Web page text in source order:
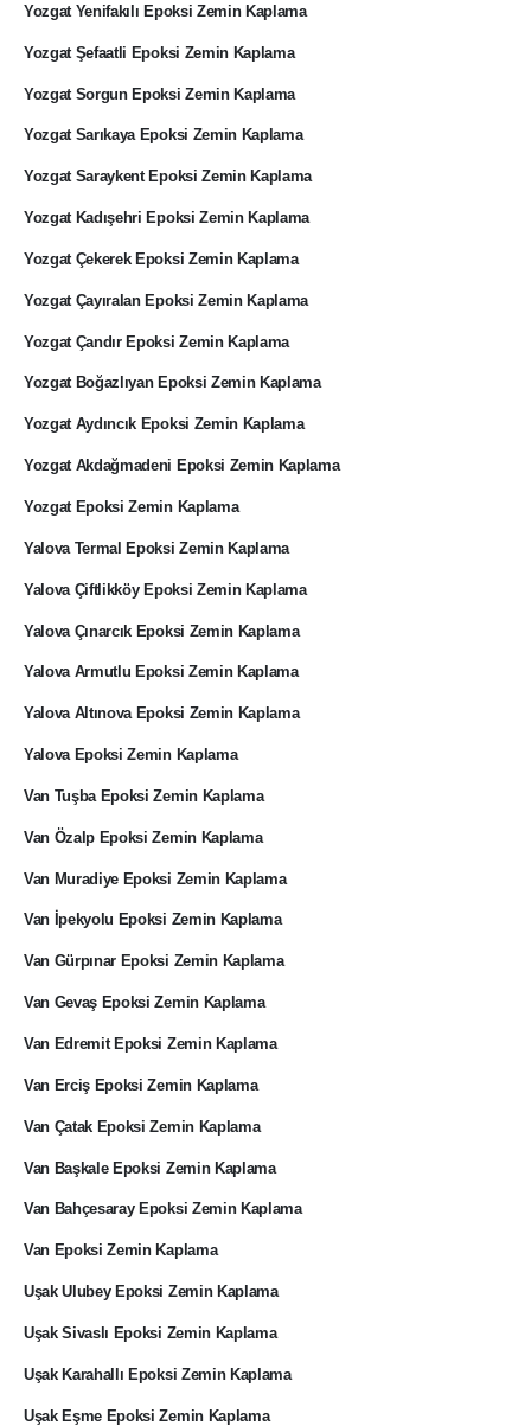
Yozgat Yenifakılı Epoksi Zemin Kaplama
Yozgat Şefaatli Epoksi Zemin Kaplama
Yozgat Sorgun Epoksi Zemin Kaplama
Yozgat Sarıkaya Epoksi Zemin Kaplama
Yozgat Saraykent Epoksi Zemin Kaplama
Yozgat Kadışehri Epoksi Zemin Kaplama
Yozgat Çekerek Epoksi Zemin Kaplama
Yozgat Çayıralan Epoksi Zemin Kaplama
Yozgat Çandır Epoksi Zemin Kaplama
Yozgat Boğazlıyan Epoksi Zemin Kaplama
Yozgat Aydıncık Epoksi Zemin Kaplama
Yozgat Akdağmadeni Epoksi Zemin Kaplama
Yozgat Epoksi Zemin Kaplama
Yalova Termal Epoksi Zemin Kaplama
Yalova Çiftlikköy Epoksi Zemin Kaplama
Yalova Çınarcık Epoksi Zemin Kaplama
Yalova Armutlu Epoksi Zemin Kaplama
Yalova Altınova Epoksi Zemin Kaplama
Yalova Epoksi Zemin Kaplama
Van Tuşba Epoksi Zemin Kaplama
Van Özalp Epoksi Zemin Kaplama
Van Muradiye Epoksi Zemin Kaplama
Van İpekyolu Epoksi Zemin Kaplama
Van Gürpınar Epoksi Zemin Kaplama
Van Gevaş Epoksi Zemin Kaplama
Van Edremit Epoksi Zemin Kaplama
Van Erciş Epoksi Zemin Kaplama
Van Çatak Epoksi Zemin Kaplama
Van Başkale Epoksi Zemin Kaplama
Van Bahçesaray Epoksi Zemin Kaplama
Van Epoksi Zemin Kaplama
Uşak Ulubey Epoksi Zemin Kaplama
Uşak Sivaslı Epoksi Zemin Kaplama
Uşak Karahallı Epoksi Zemin Kaplama
Uşak Eşme Epoksi Zemin Kaplama